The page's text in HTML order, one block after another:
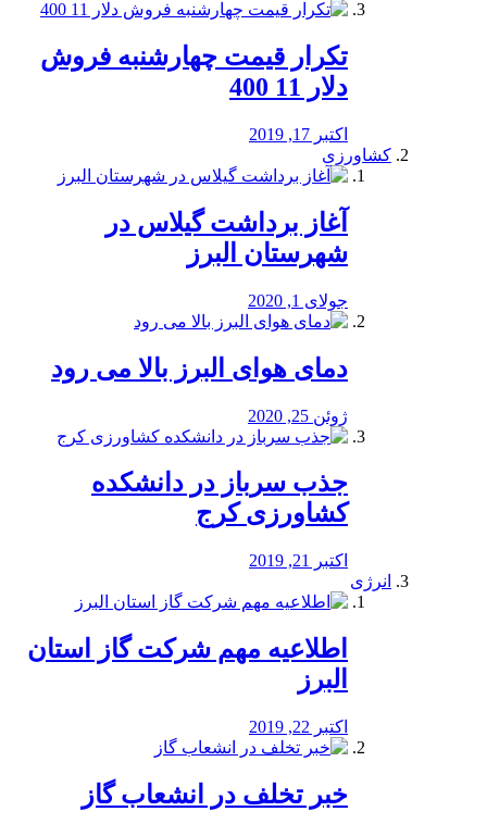
تکرار قیمت چهارشنبه فروش
دلار 11 400
اکتبر 17, 2019
کشاورزی
آغاز برداشت گیلاس در
شهرستان البرز
جولای 1, 2020
دمای هوای البرز بالا می رود
ژوئن 25, 2020
جذب سرباز در دانشکده
کشاورزی کرج
اکتبر 21, 2019
انرژی
️اطلاعیه مهم شرکت گاز استان
البرز
اکتبر 22, 2019
خبر تخلف در انشعاب گاز